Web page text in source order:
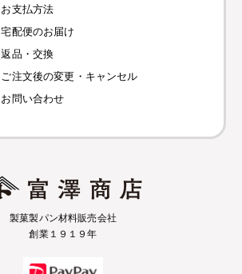
お支払方法
宅配便のお届け
返品・交換
ご注文後の変更・キャンセル
お問い合わせ
製菓製パン材料販売会社
創業１９１９年